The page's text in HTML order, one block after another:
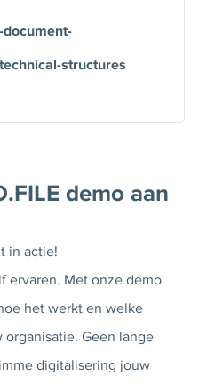
structures
demo aan
in actie!
ervaren. Met onze demo
het werkt en welke
Geen lange
digitalisering jouw